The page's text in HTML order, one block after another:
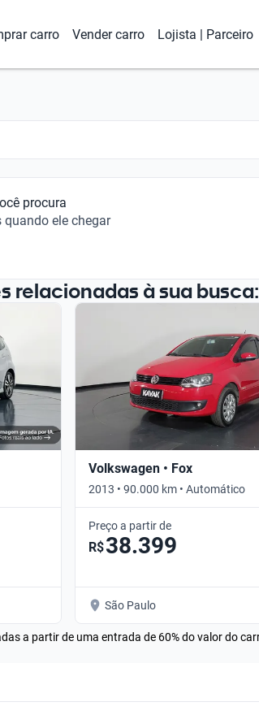
carro Vender carro Lojista | Parceiro
procura
ele chegar
relacionadas à sua busca:
Volkswagen • Fox
2013 • 90.000 km • Automático
Preço a partir de
R$38.399
São Paulo
a partir de uma entrada de 60% do valor do